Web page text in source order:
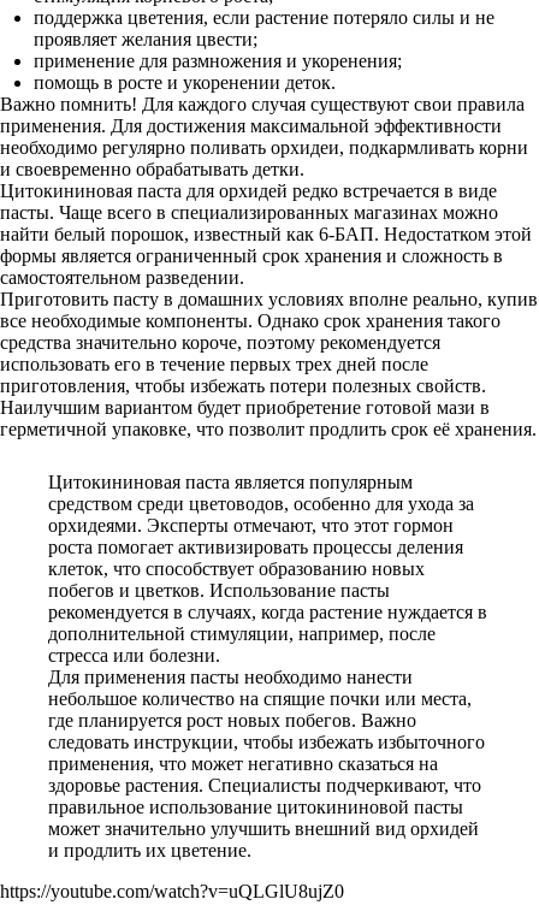
поддержка цветения, если растение потеряло силы и не
проявляет желания цвести;
применение для размножения и укоренения;
помощь в росте и укоренении деток.
Важно помнить! Для каждого случая существуют свои правила
применения. Для достижения максимальной эффективности
необходимо регулярно поливать орхидеи, подкармливать корни
и своевременно обрабатывать детки.
Цитокининовая паста для орхидей редко встречается в виде
пасты. Чаще всего в специализированных магазинах можно
найти белый порошок, известный как 6-БАП. Недостатком этой
формы является ограниченный срок хранения и сложность в
самостоятельном разведении.
Приготовить пасту в домашних условиях вполне реально, купив
все необходимые компоненты. Однако срок хранения такого
средства значительно короче, поэтому рекомендуется
использовать его в течение первых трех дней после
приготовления, чтобы избежать потери полезных свойств.
Наилучшим вариантом будет приобретение готовой мази в
герметичной упаковке, что позволит продлить срок её хранения.
Цитокининовая паста является популярным
средством среди цветоводов, особенно для ухода за
орхидеями. Эксперты отмечают, что этот гормон
роста помогает активизировать процессы деления
клеток, что способствует образованию новых
побегов и цветков. Использование пасты
рекомендуется в случаях, когда растение нуждается в
дополнительной стимуляции, например, после
стресса или болезни.
Для применения пасты необходимо нанести
небольшое количество на спящие почки или места,
где планируется рост новых побегов. Важно
следовать инструкции, чтобы избежать избыточного
применения, что может негативно сказаться на
здоровье растения. Специалисты подчеркивают, что
правильное использование цитокининовой пасты
может значительно улучшить внешний вид орхидей
и продлить их цветение.
https://youtube.com/watch?v=uQLGlU8ujZ0